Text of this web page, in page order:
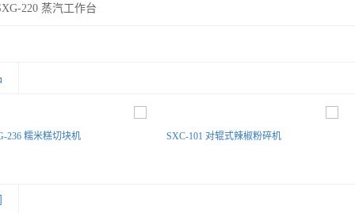
220 蒸汽工作台
236 糯米糕切块机 SXC-101 对辊式辣椒粉碎机